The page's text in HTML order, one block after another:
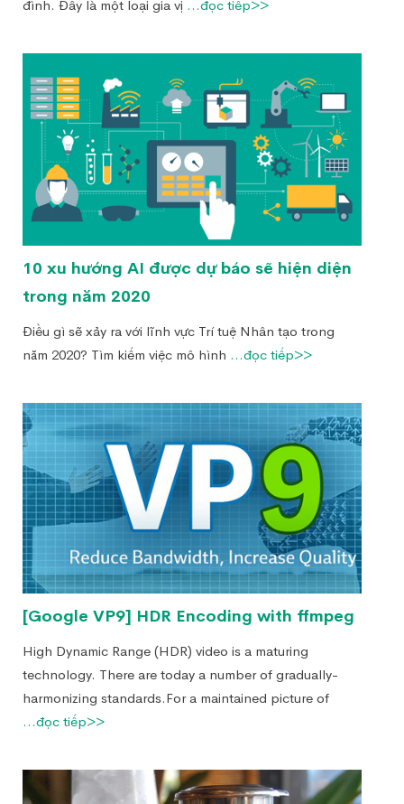
đình. Đây là một loại gia vị ...đọc tiếp>>
10 xu hướng AI được dự báo sẽ hiện diện
trong năm 2020
Điều gì sẽ xảy ra với lĩnh vực Trí tuệ Nhân tạo trong
năm 2020? Tìm kiếm việc mô hình ...đọc tiếp>>
[Google VP9] HDR Encoding with ffmpeg
High Dynamic Range (HDR) video is a maturing
technology. There are today a number of gradually-
harmonizing standards.For a maintained picture of
...đọc tiếp>>